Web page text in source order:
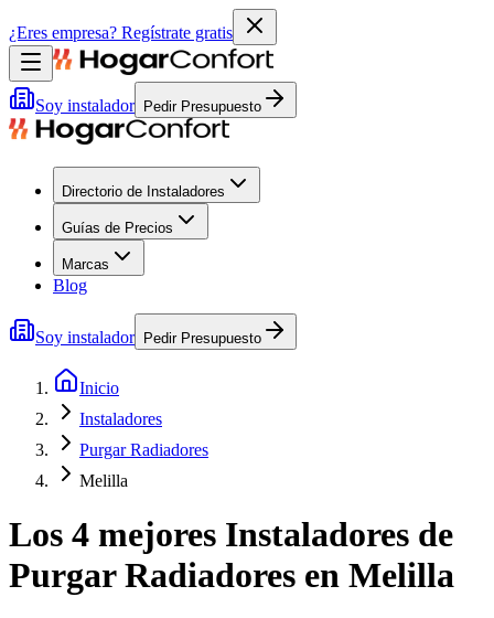
¿Eres empresa? Regístrate gratis
Soy instalador Pedir Presupuesto
Directorio de Instaladores
Guías de Precios
Marcas
Blog
Soy instalador Pedir Presupuesto
Inicio
Instaladores
Purgar Radiadores
Melilla
Los 4 mejores Instaladores de
Purgar Radiadores en Melilla